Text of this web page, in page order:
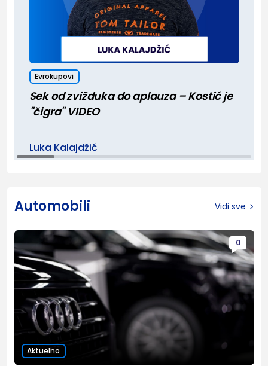
Evrokupovi
Sek od zvižduka do aplauza – Kostić je
"čigra" VIDEO
Luka Kalajdžić
Automobili Vidi sve
0
Aktuelno